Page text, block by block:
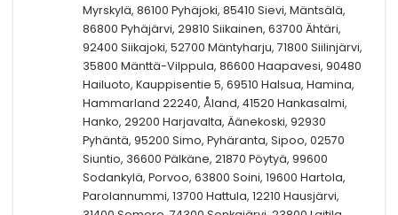
Myrskylä, 86100 Pyhäjoki, 85410 Sievi, Mäntsälä,
86800 Pyhäjärvi, 29810 Siikainen, 63700 Ähtäri,
92400 Siikajoki, 52700 Mäntyharju, 71800 Siilinjärvi,
35800 Mänttä-Vilppula, 86600 Haapavesi, 90480
Hailuoto, Kauppisentie 5, 69510 Halsua, Hamina,
Hammarland 22240, Åland, 41520 Hankasalmi,
Hanko, 29200 Harjavalta, Äänekoski, 92930
Pyhäntä, 95200 Simo, Pyhäranta, Sipoo, 02570
Siuntio, 36600 Pälkäne, 21870 Pöytyä, 99600
Sodankylä, Porvoo, 63800 Soini, 19600 Hartola,
Parolannummi, 13700 Hattula, 12210 Hausjärvi,